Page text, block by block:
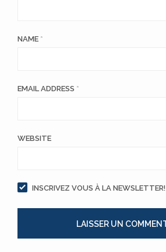
NAME *
EMAIL ADDRESS *
WEBSITE
INSCRIVEZ VOUS À LA NEWSLETTER!